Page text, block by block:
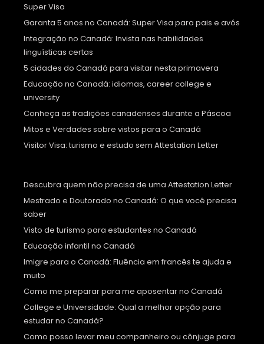
Super Visa
Garanta 5 anos no Canadá: Super Visa para pais e avós
Integração no Canadá: Invista nas habilidades
linguísticas certas
5 cidades do Canadá para visitar nesta primavera
Educação no Canadá: idiomas, career college e
university
Conheça as tradições canadenses durante a Páscoa
Mitos e Verdades sobre vistos para o Canadá
Visitor Visa: turismo e estudo sem Attestation Letter
Descubra quem não precisa de uma Attestation Letter
Mestrado e Doutorado no Canadá: O que você precisa
saber
Visto de turismo para estudantes no Canadá
Educação infantil no Canadá
Imigre para o Canadá: Fluência em francês te ajuda e
muito
Como me preparar para me aposentar no Canadá
College e Universidade: Qual a melhor opção para
estudar no Canadá?
Como posso levar meu companheiro ou cônjuge para